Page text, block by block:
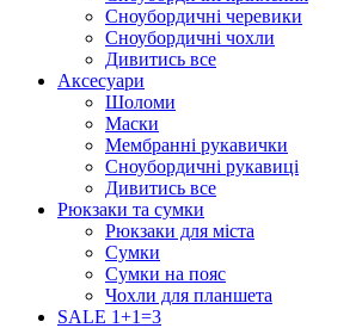
Сноубордичні черевики
Сноубордичні чохли
Дивитись все
Аксесуари
Шоломи
Маски
Мембранні рукавички
Сноубордичні рукавиці
Дивитись все
Рюкзаки та сумки
Рюкзаки для міста
Сумки
Сумки на пояс
Чохли для планшета
SALE 1+1=3